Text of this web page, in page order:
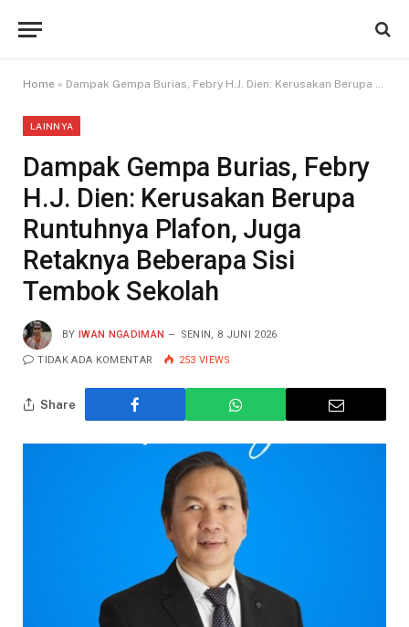
Home » Dampak Gempa Burias, Febry H.J. Dien: Kerusakan Berupa Runtuhnya Plafon, Juga Retaknya Beberapa Sisi Tembok Sekolah
LAINNYA
Dampak Gempa Burias, Febry
H.J. Dien: Kerusakan Berupa
Runtuhnya Plafon, Juga
Retaknya Beberapa Sisi
Tembok Sekolah
BY IWAN NGADIMAN SENIN, 8 JUNI 2026
TIDAK ADA KOMENTAR 253 VIEWS
Share